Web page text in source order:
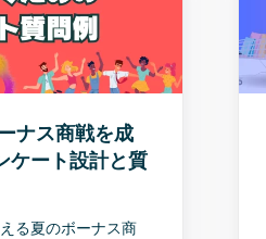
ナス商戦を成
ケート設計と質
る夏のボーナス商